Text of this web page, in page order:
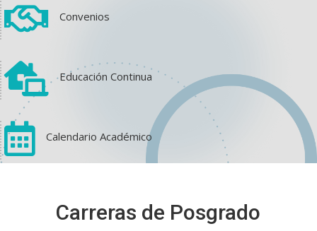
1 0
 Convenios
 Educación Continua
 Calendario Académico
Carreras de Posgrado